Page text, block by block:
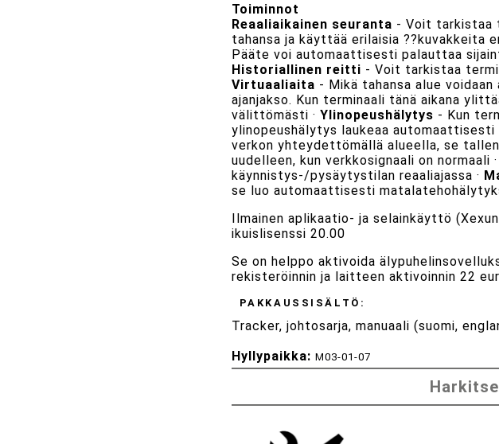
Toiminnot
Reaaliaikainen seuranta - Voit tarkistaa
tahansa ja käyttää erilaisia ??kuvakkeita
Pääte voi automaattisesti palauttaa
Historiallinen reitti - Voit tarkistaa
Virtuaaliaita - Mikä tahansa alue
ajanjakso. Kun terminaali tänä aikana
välittömästi · Ylinopeushälytys - Kun
ylinopeushälytys laukeaa automaattisesti
verkon yhteydettömällä alueella, se
uudelleen, kun verkkosignaali on normaali ·
käynnistys-/pysäytystilan reaaliajassa ·
se luo automaattisesti
Ilmainen aplikaatio- ja selainkäyttö
ikuislisenssi 20.00
Se on helppo aktivoida
rekisteröinnin ja laitteen aktivoinnin 22
PAKKAUSSISÄLTÖ:
Tracker, johtosarja, manuaali (suomi,
Hyllypaikka: M03-01-07